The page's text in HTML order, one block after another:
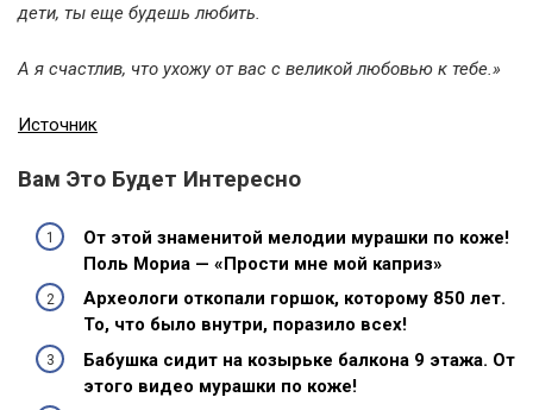
дети, ты еще будешь любить.
А я счастлив, что ухожу от вас с великой любовью к тебе.»
Источник
Вам Это Будет Интересно
От этой знаменитой мелодии мурашки по коже!
Поль Мориа — «Прости мне мой каприз»
Археологи откопали горшок, которому 850 лет.
То, что было внутри, поразило всех!
Бабушка сидит на козырьке балкона 9 этажа. От
этого видео мурашки по коже!